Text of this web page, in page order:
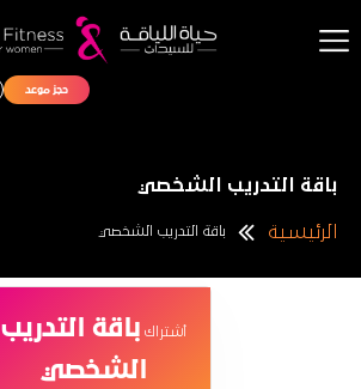
حجز موعد
الباقات
نبذه عنا
باقة التدريب الشخصي
الرئيسية باقة التدريب الشخصي
أشتراك باقة التدريب
الشخصي